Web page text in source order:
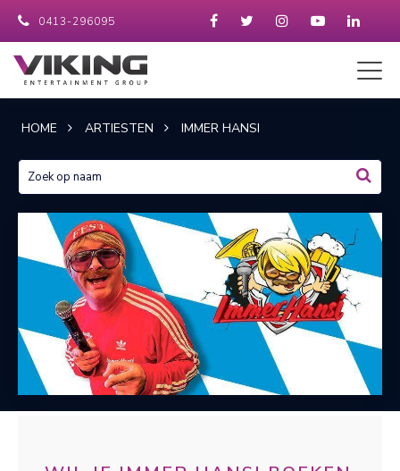
0413-296095
HOME ARTIESTEN IMMER HANSI